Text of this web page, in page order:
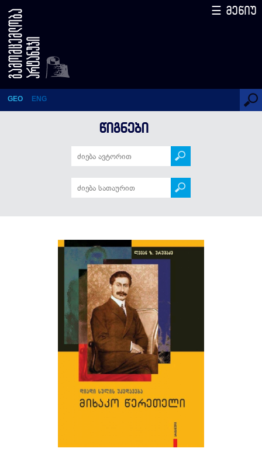
დიადი სულის უკვდავება –
მიხაკო წერეთელი
GEO ENG
☰ მენიუ
ᲬᲘᲒᲜᲔᲑᲘ